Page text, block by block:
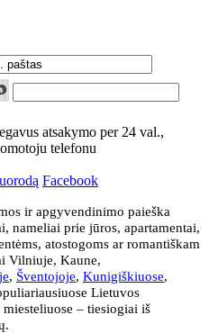
atsakymo per 24 val.,
telefonu
Facebook
ir apgyvendinimo paieška
nameliai prie jūros, apartamentai,
atostogoms ar romantiškam
Vilniuje, Kaune,
, Šventojoje, Kunigiškiuose,
Lietuvos
– tiesiogiai iš